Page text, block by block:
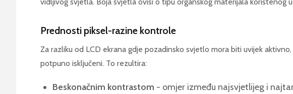
vidljivog svjetla. Boja svjetla ovisi o tipu organskog materijala korištenog u
Prednosti piksel-razine kontrole
Za razliku od LCD ekrana gdje pozadinsko svjetlo mora biti uvijek
potpuno isključeni. To rezultira:
Beskonačnim kontrastom - omjer između najsvjetlijeg i